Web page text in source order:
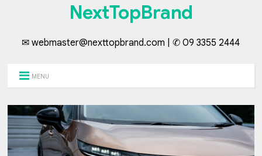
NextTopBrand
✉ webmaster@nexttopbrand.com | ✆ 09 3355 2444
MENU